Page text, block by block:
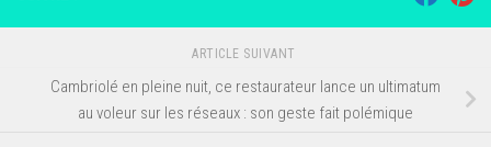
ARTICLE SUIVANT
Cambriolé en pleine nuit, ce restaurateur lance un ultimatum
au voleur sur les réseaux : son geste fait polémique